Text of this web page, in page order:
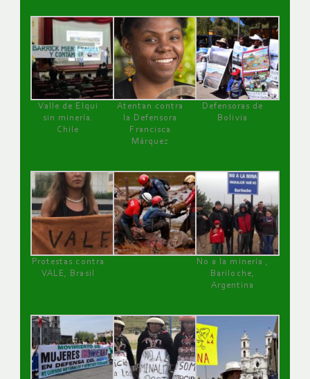
Valle de Elqui
sin minería.
Chile
Atentan contra
la Defensora
Francisca
Márquez
Defensoras de
Bolivia
Protestas contra
VALE, Brasil
No a la minería ,
Bariloche,
Argentina